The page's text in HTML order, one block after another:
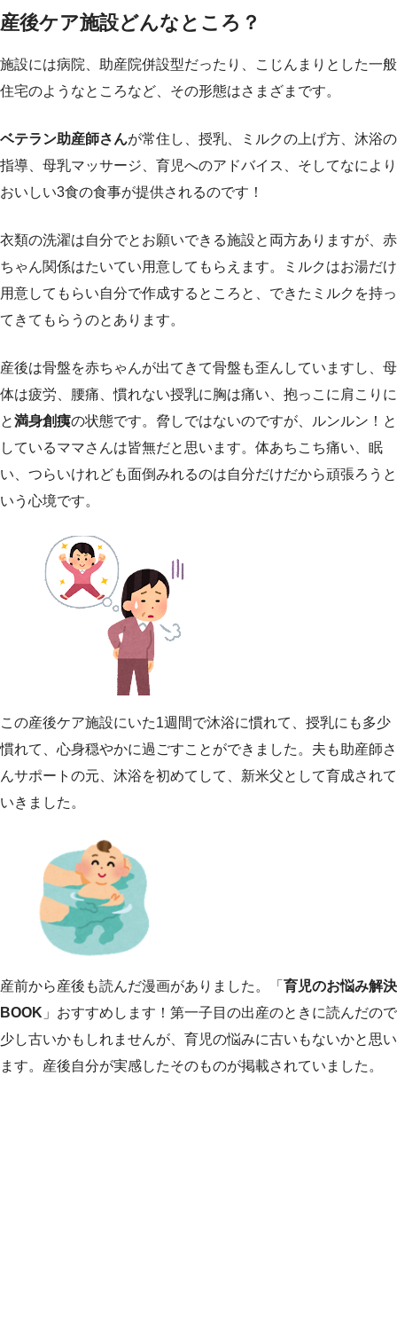
産後ケア施設どんなところ？
施設には病院、助産院併設型だったり、こじんまりとした一般
住宅のようなところなど、その形態はさまざまです。
ベテラン助産師さんが常住し、授乳、ミルクの上げ方、沐浴の
指導、母乳マッサージ、育児へのアドバイス、そしてなにより
おいしい3食の食事が提供されるのです！
衣類の洗濯は自分でとお願いできる施設と両方ありますが、赤
ちゃん関係はたいてい用意してもらえます。ミルクはお湯だけ
用意してもらい自分で作成するところと、できたミルクを持っ
てきてもらうのとあります。
産後は骨盤を赤ちゃんが出てきて骨盤も歪んしていますし、母
体は疲労、腰痛、慣れない授乳に胸は痛い、抱っこに肩こりに
と満身創痍の状態です。脅しではないのですが、ルンルン！と
しているママさんは皆無だと思います。体あちこち痛い、眠
い、つらいけれども面倒みれるのは自分だけだから頑張ろうと
いう心境です。
この産後ケア施設にいた1週間で沐浴に慣れて、授乳にも多少
慣れて、心身穏やかに過ごすことができました。夫も助産師さ
んサポートの元、沐浴を初めてして、新米父として育成されて
いきました。
産前から産後も読んだ漫画がありました。「 育児のお悩み解決
BOOK 」おすすめします！第一子目の出産のときに読んだので
少し古いかもしれませんが、育児の悩みに古いもないかと思い
ます。産後自分が実感したそのものが掲載されていました。